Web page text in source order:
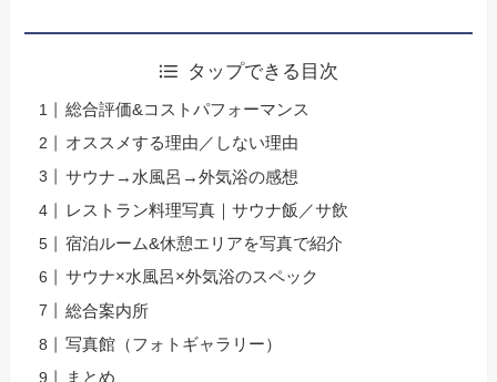
タップできる目次
総合評価&コストパフォーマンス
オススメする理由／しない理由
サウナ→水風呂→外気浴の感想
レストラン料理写真｜サウナ飯／サ飲
宿泊ルーム&休憩エリアを写真で紹介
サウナ×水風呂×外気浴のスペック
総合案内所
写真館（フォトギャラリー）
まとめ